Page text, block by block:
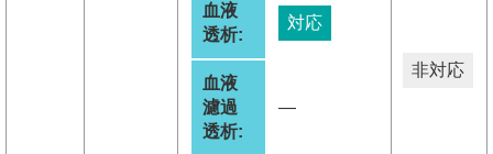
血液
透析:
対応
血液
濾過
透析:
―
非対応